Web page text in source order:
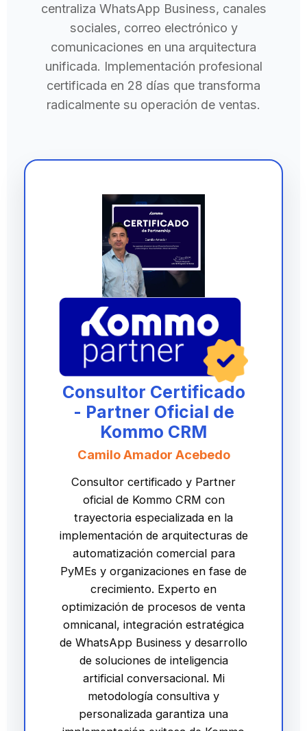
centraliza WhatsApp Business, canales
sociales, correo electrónico y
comunicaciones en una arquitectura
unificada. Implementación profesional
certificada en 28 días que transforma
radicalmente su operación de ventas.
Consultor Certificado
- Partner Oficial de
Kommo CRM
Camilo Amador Acebedo
Consultor certificado y Partner
oficial de Kommo CRM con
trayectoria especializada en la
implementación de arquitecturas de
automatización comercial para
PyMEs y organizaciones en fase de
crecimiento. Experto en
optimización de procesos de venta
omnicanal, integración estratégica
de WhatsApp Business y desarrollo
de soluciones de inteligencia
artificial conversacional. Mi
metodología consultiva y
personalizada garantiza una